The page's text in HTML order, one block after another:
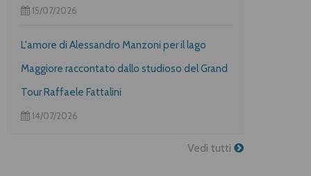
15/07/2026
L'amore di Alessandro Manzoni per il lago
Maggiore raccontato dallo studioso del Grand
Tour Raffaele Fattalini
14/07/2026
Vedi tutti